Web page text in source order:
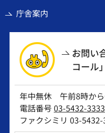
庁舎案内
お問い
コール」
年中無休 午前8時か
電話番号03-5432-3333
ファクシミリ 03-